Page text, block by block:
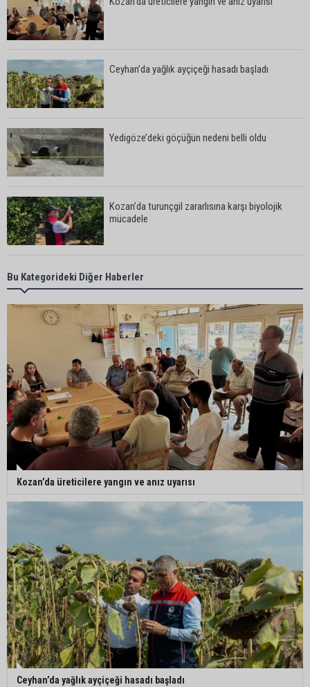
Ceyhan’da yağlık ayçiçeği hasadı başladı
Yedigöze’deki göçüğün nedeni belli oldu
Kozan’da turunçgil zararlısına karşı biyolojik
mücadele
Yedigöze İçme Suyu Projesi çalışmalarında
göçük: 1 işçi hayatını kaybetti
Yedigöze İçme Suyu Projesi çalışmalarında
göçük meydana geldi
Müzeyyen Şevkin’den Çocuk Koruma Kanunu
Teklifi’ne eleştiri: “Öncelik ceza değil, önlemedir”
Adana’da sıcağın boyutu: Asfaltta yumurta pişti
Yeni Parti'de Seyhan İlçe Başkanlığına Mehmet
Şahin Gümüş getirildi
Adanalı araştırmacı Burhan Eptemli CHP’de
başkan yardımcısı oldu
Bu Kategorideki Diğer Haberler
Kozan’da üreticilere yangın ve anız uyarısı
Ceyhan’da yağlık ayçiçeği hasadı başladı